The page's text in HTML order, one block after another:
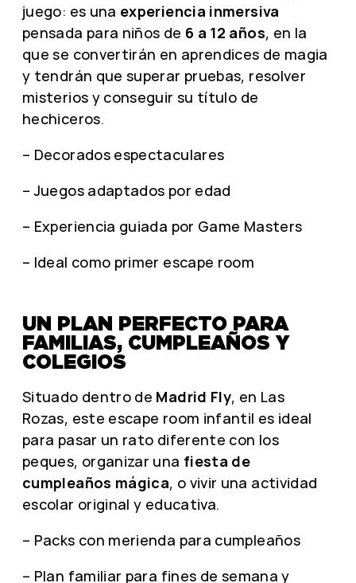
juego: es una experiencia inmersiva
pensada para niños de 6 a 12 años, en la
que se convertirán en aprendices de magia
y tendrán que superar pruebas, resolver
misterios y conseguir su título de
hechiceros.
– Decorados espectaculares
– Juegos adaptados por edad
– Experiencia guiada por Game Masters
– Ideal como primer escape room
UN PLAN PERFECTO PARA
FAMILIAS, CUMPLEAÑOS Y
COLEGIOS
Situado dentro de Madrid Fly, en Las
Rozas, este escape room infantil es ideal
para pasar un rato diferente con los
peques, organizar una fiesta de
cumpleaños mágica, o vivir una actividad
escolar original y educativa.
– Packs con merienda para cumpleaños
– Plan familiar para fines de semana y